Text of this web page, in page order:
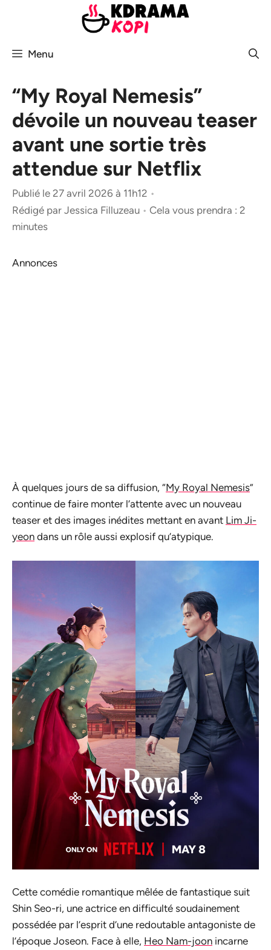
Menu
“My Royal Nemesis”
dévoile un nouveau teaser
avant une sortie très
attendue sur Netflix
Publié le 27 avril 2026 à 11h12 •
Rédigé par Jessica Filluzeau • Cela vous prendra : 2
minutes
Annonces
À quelques jours de sa diffusion, “My Royal Nemesis”
continue de faire monter l’attente avec un nouveau
teaser et des images inédites mettant en avant Lim Ji-
yeon dans un rôle aussi explosif qu’atypique.
Cette comédie romantique mêlée de fantastique suit
Shin Seo-ri, une actrice en difficulté soudainement
possédée par l’esprit d’une redoutable antagoniste de
l’époque Joseon. Face à elle, Heo Nam-joon incarne